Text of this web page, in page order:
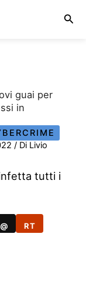
guai per
in
/ Di Livio
tutti i
@ RT